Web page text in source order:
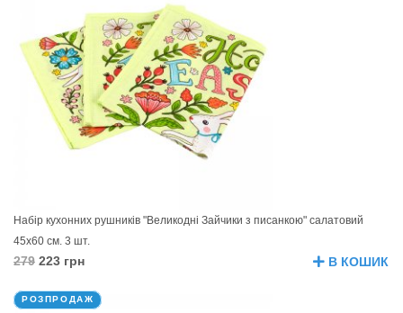
Набір кухонних рушників "Великодні Зайчики з писанкою" салатовий
45х60 см. 3 шт.
279 223 грн В КОШИК
РОЗПРОДАЖ